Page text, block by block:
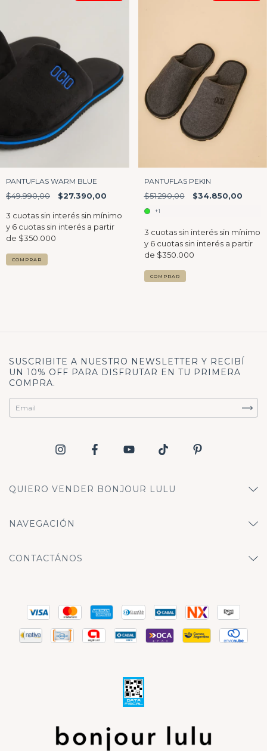
PANTUFLAS WARM BLUE
$49.990,00 $27.390,00
COMPRAR
PANTUFLAS PEKIN
$51.290,00 $34.850,00
+1
COMPRAR
SUSCRIBITE A NUESTRO NEWSLETTER Y RECIBÍ
UN 10% OFF PARA DISFRUTAR EN TU PRIMERA
COMPRA.
QUIERO VENDER BONJOUR LULU
NAVEGACIÓN
CONTACTÁNOS